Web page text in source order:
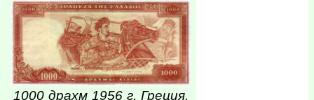
1000 драхм 1956 г. Греция.